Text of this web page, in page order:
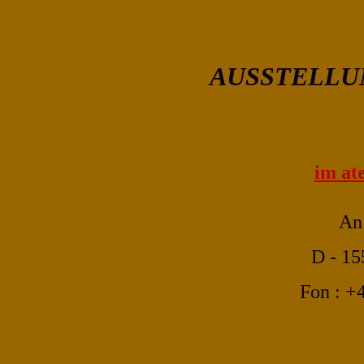
im
D -
Fon :